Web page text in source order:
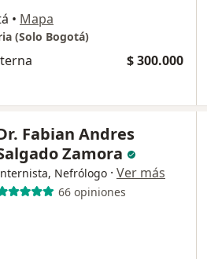
• Mapa
(Solo Bogotá)
$ 300.000
Fabian Andres
Zamora
Nefrólogo · Ver más
66 opiniones